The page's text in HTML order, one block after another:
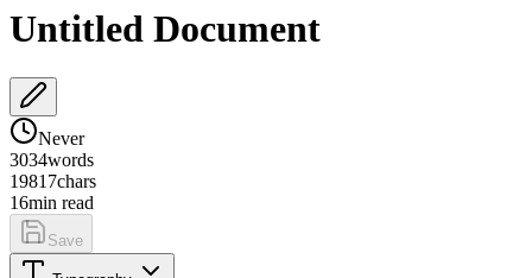
Untitled Document
Never
3034words
19817chars
16min read
Save